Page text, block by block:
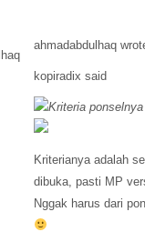
ahmadabdulhaq
kopiradix said
Kriteria
Kriterianya adalah
dibuka, pasti MP
Nggak harus dari